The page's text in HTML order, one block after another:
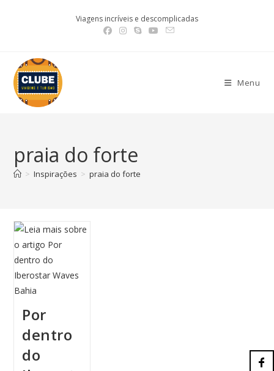
Viagens incríveis e descomplicadas
Menu
praia do forte
> Inspirações > praia do forte
Por
dentro
do